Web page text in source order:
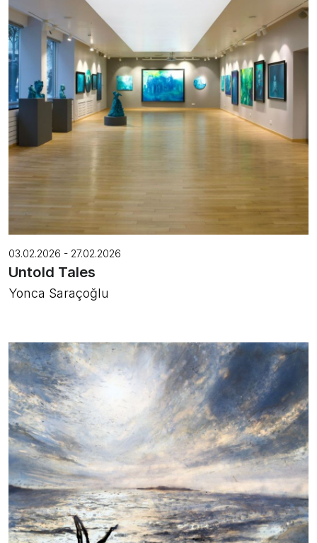
03.02.2026 - 27.02.2026
Untold Tales
Yonca Saraçoğlu